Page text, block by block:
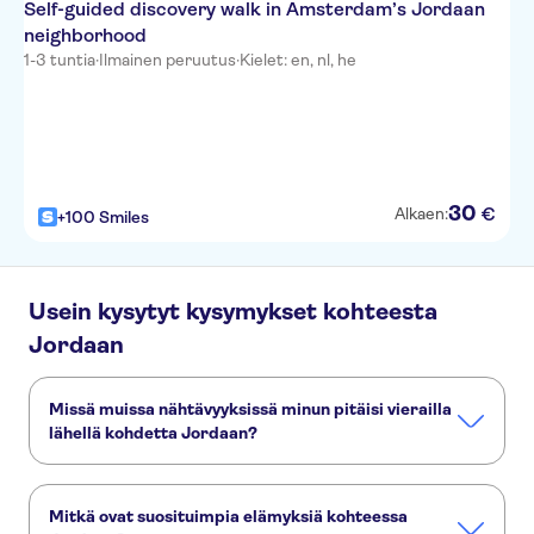
Self-guided discovery walk in Amsterdam’s Jordaan
neighborhood
1-3 tuntia·Ilmainen peruutus·Kielet: en, nl, he
+100 Smiles Alkaen:30 €
Usein kysytyt kysymykset kohteesta
Jordaan
Missä muissa nähtävyyksissä minun pitäisi vierailla
lähellä kohdetta Jordaan?
Amsterdamin kanaaliristeily Keukenhof
Van Gogh -museo
Mitkä ovat suosituimpia elämyksiä kohteessa